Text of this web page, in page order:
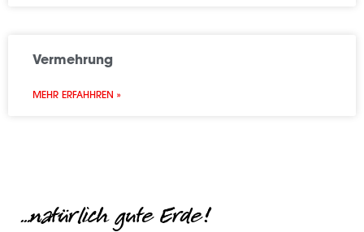
Vermehrung
MEHR ERFAHHREN »
...natürlich gute Erde!